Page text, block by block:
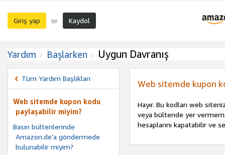
Giriş yap or Kaydol
Yardım Başlarken Uygun Davranış
Tüm Yardım Başlıkları
Web sitemde kupon kodu
paylaşabilir miyim?
Basın bültenlerinde
Amazon.de’a göndermede
bulunabilir miyim?
Web sitemde kupon
Hayır. Bu kodları web
veya bültende yer
hesaplarını kapatabilir ve